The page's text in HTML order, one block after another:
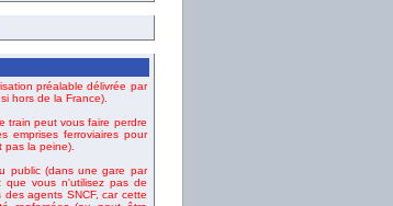
préalable délivrée par
hors de la France).
train peut vous faire perdre
emprises ferroviaires pour
la peine).
public (dans une gare par
vous n'utilisez pas de
agents SNCF, car cette